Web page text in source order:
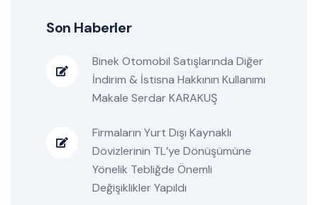
Son Haberler
Binek Otomobil Satışlarında Diğer
İndirim & İstisna Hakkının Kullanımı
Makale Serdar KARAKUŞ
Firmaların Yurt Dışı Kaynaklı
Dövizlerinin TL’ye Dönüşümüne
Yönelik Tebliğde Önemli
Değişiklikler Yapıldı